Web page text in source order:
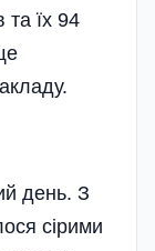
та їх 94
день. З
сірими